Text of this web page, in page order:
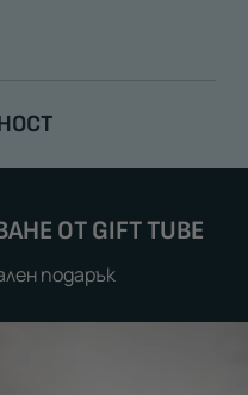
ОТ GIFT TUBE
подарък